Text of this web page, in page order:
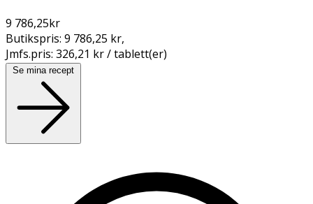
9 786,25kr
Butikspris: 9 786,25 kr,
Jmfs.pris: 326,21 kr / tablett(er)
Se mina recept